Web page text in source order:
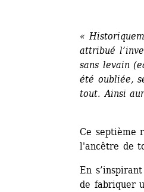
«
attribué
sans levain
été oubliée,
tout. Ainsi
Ce septième
l'ancêtre de
En
de fabriquer